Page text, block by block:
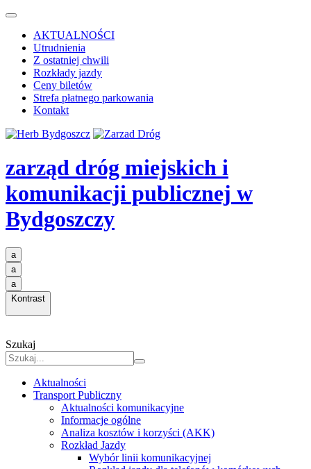
AKTUALNOŚCI
Utrudnienia
Z ostatniej chwili
Rozkłady jazdy
Ceny biletów
Strefa płatnego parkowania
Kontakt
zarząd dróg miejskich i
komunikacji publicznej w
Bydgoszczy
a
a
a
Kontrast
Szukaj
Aktualności
Transport Publiczny
Aktualności komunikacyjne
Informacje ogólne
Analiza kosztów i korzyści (AKK)
Rozkład Jazdy
Wybór linii komunikacyjnej